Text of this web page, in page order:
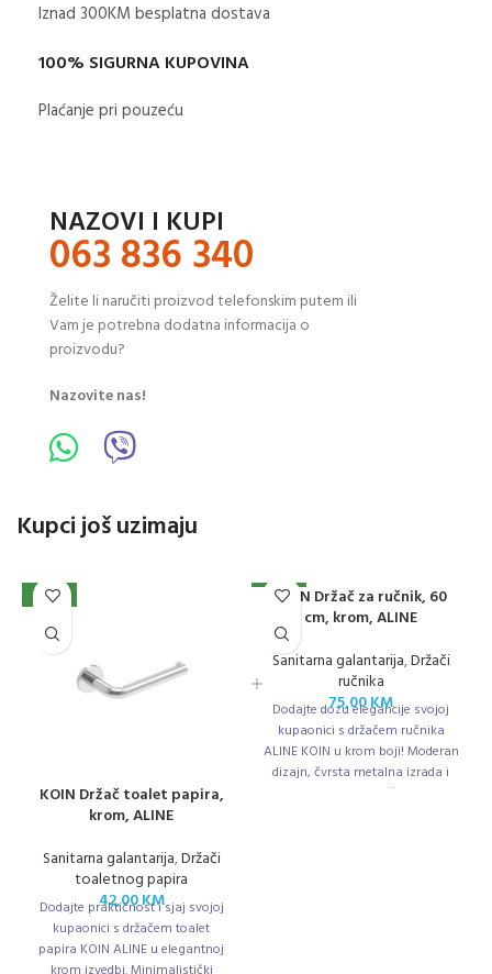
Iznad 300KM besplatna dostava​
100% SIGURNA KUPOVINA
Plaćanje pri pouzeću
NAZOVI I KUPI
063 836 340
Želite li naručiti proizvod telefonskim putem ili
Vam je potrebna dodatna informacija o
proizvodu?
Nazovite nas!
Kupci još uzimaju
NOVO
KOIN Držač toalet papira,
krom, ALINE
Sanitarna galantarija,Držači
toaletnog papira
42,00KM
Dodajte praktičnost i sjaj svojoj
kupaonici s držačem toalet
papira KOIN ALINE u elegantnoj
NOVO
KOIN Držač za ručnik, 60
cm, krom, ALINE
Sanitarna galantarija,Držači
ručnika
75,00KM
Dodajte dozu elegancije svojoj
kupaonici s držačem ručnika
ALINE KOIN u krom boji! Moderan
dizajn, čvrsta metalna izrada i
duljina od 60 cm čine ga